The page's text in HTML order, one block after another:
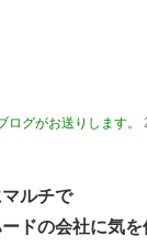
グがお送りします。
ルチで
ドの会社に気